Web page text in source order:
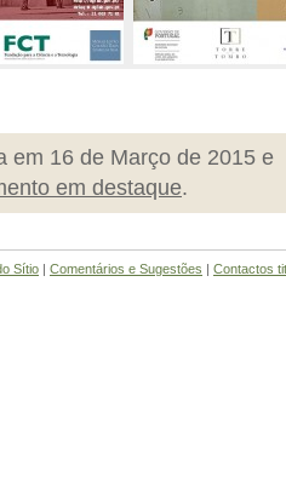
em 16 de Março de 2015 e
em destaque.
Sítio | Comentários e Sugestões | Contactos